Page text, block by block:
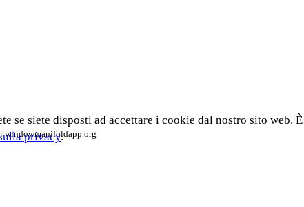
windowmanifoldapp.org
siete disposti ad accettare i cookie dal nostro sito web.
privacy.